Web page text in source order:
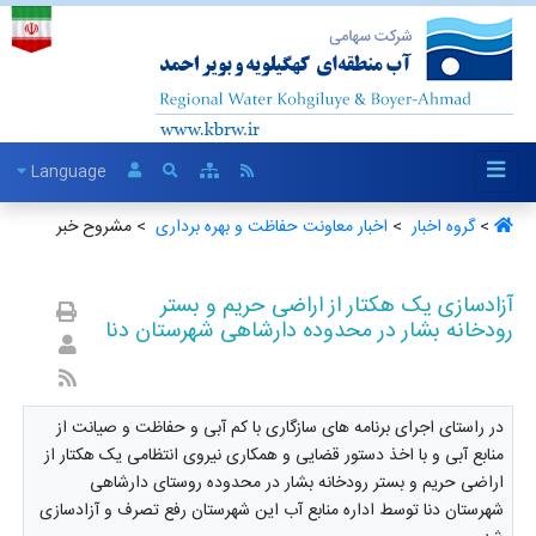
Language
>گروه اخبار ‏ > اخبار معاونت حفاظت و بهره برداری ‏ > مشروح خبر
آزادسازی یک هکتار از اراضی حریم و بستر
رودخانه بشار در محدوده دارشاهی شهرستان دنا
در راستای اجرای برنامه های سازگاری با کم آبی و حفاظت و صیانت از
منابع آبی و با اخذ دستور قضایی و همکاری نیروی انتظامی یک هکتار از
اراضی حریم و بستر رودخانه بشار در محدوده روستای دارشاهی
شهرستان دنا توسط اداره منابع آب این شهرستان رفع تصرف و آزادسازی